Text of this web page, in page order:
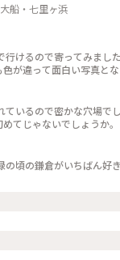
船・七里ヶ浜
が違って面白い写真と
ているので密かな穴場